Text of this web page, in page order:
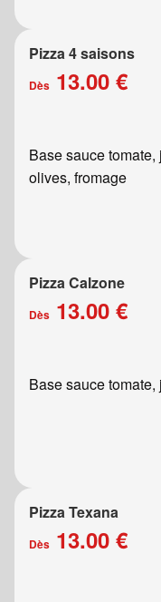
Pizza 4 saisons
Dès 13.00 €
Base sauce
olives, fromage
Pizza Calzone
Dès 13.00 €
Base sauce
Pizza Texana
Dès 13.00 €